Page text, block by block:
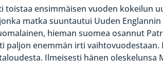
ensimmäisen vuoden kokeilun
matka suuntautui Uuden
hieman suomea osannut
paljon enemmän irti
Ilmeisesti hänen